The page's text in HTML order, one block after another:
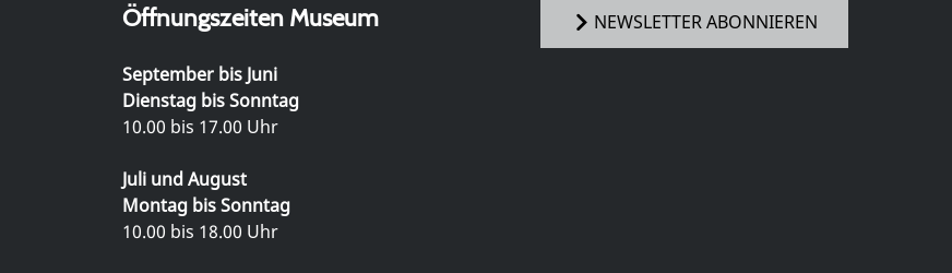
Öffnungszeiten Museum
September bis Juni
Dienstag bis Sonntag
10.00 bis 17.00 Uhr
Juli und August
Montag bis Sonntag
10.00 bis 18.00 Uhr
NEWSLETTER ABONNIEREN